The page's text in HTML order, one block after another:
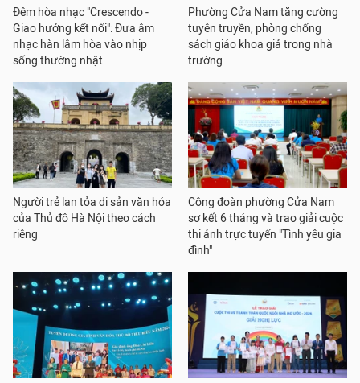
Đêm hòa nhạc "Crescendo -
Giao hưởng kết nối": Đưa âm
nhạc hàn lâm hòa vào nhịp
sống thường nhật
Phường Cửa Nam tăng cường
tuyên truyền, phòng chống
sách giáo khoa giả trong nhà
trường
Người trẻ lan tỏa di sản văn hóa
của Thủ đô Hà Nội theo cách
riêng
Công đoàn phường Cửa Nam
sơ kết 6 tháng và trao giải cuộc
thi ảnh trực tuyến "Tình yêu gia
đình"